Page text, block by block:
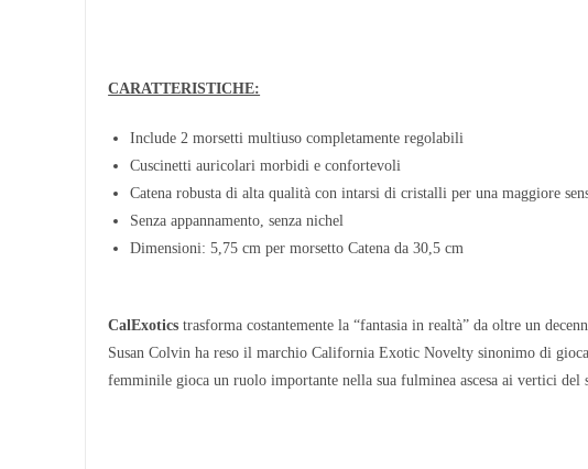
CARATTERISTICHE:
Include 2 morsetti multiuso completamente regolabili
Cuscinetti auricolari morbidi e confortevoli
Catena robusta di alta qualità con intarsi di cristalli per una maggiore
Senza appannamento, senza nichel
Dimensioni: 5,75 cm per morsetto Catena da 30,5 cm
CalExotics trasforma costantemente la “fantasia in realtà” da oltre un
Susan Colvin ha reso il marchio California Exotic Novelty sinonimo di
femminile gioca un ruolo importante nella sua fulminea ascesa ai vertici